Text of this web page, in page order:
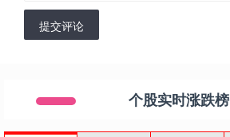
提交评论
个股实时涨跌榜